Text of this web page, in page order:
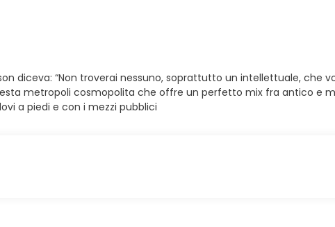
diceva: “Non troverai nessuno, soprattutto un intellettuale, che
metropoli cosmopolita che offre un perfetto mix fra antico e
a piedi e con i mezzi pubblici